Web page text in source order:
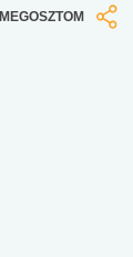
MEGOSZTOM